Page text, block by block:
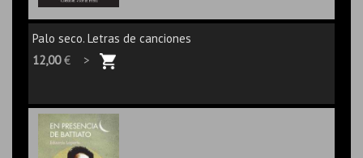
Palo seco. Letras de canciones
12,00€ >